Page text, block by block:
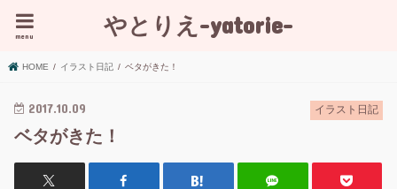
やとりえ-yatorie-
menu
HOME イラスト日記 ベタがきた！
イラスト日記
2017.10.09
ベタがきた！